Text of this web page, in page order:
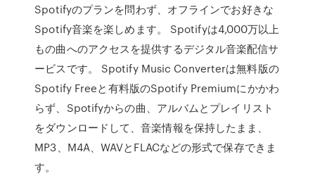
Spotifyのプランを問わず、オフラインでお好きな
Spotify音楽を楽しめます。 Spotifyは4,000万以上
もの曲へのアクセスを提供するデジタル音楽配信サ
ービスです。 Spotify Music Converterは無料版の
Spotify Freeと有料版のSpotify Premiumにかかわ
らず、Spotifyからの曲、アルバムとプレイリスト
をダウンロードして、音楽情報を保持したまま、
MP3、M4A、WAVとFLACなどの形式で保存できま
す。